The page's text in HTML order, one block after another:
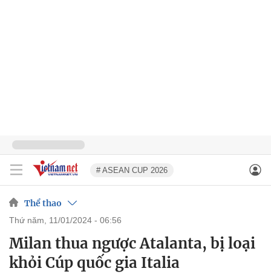
# ASEAN CUP 2026
Thể thao
thứ năm, 11/01/2024 - 06:56
Milan thua ngược Atalanta, bị loại
khỏi Cúp quốc gia Italia